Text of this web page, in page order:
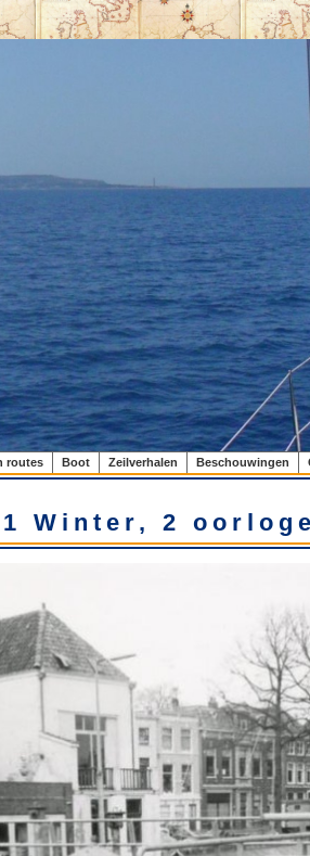
routes Boot Zeilverhalen Beschouwingen
Winter, 2